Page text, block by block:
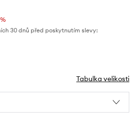
30 dnů před poskytnutím slevy:
Tabulka velikosti